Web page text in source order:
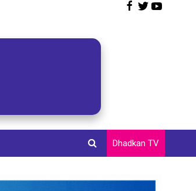
Dhadkan TV